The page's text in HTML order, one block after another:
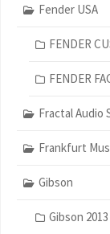
Fender USA
FENDER
FENDER
Fractal Audio
Frankfurt
Gibson
Gibson